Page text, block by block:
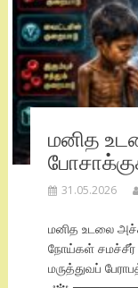
மனித
31.05.2026
மனித உடலை
நோய்கள் சமச்சீர்
மருத்துவப்